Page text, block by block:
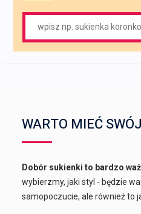
WARTO MIEĆ
Dobór sukienki to bardzo
wybierzmy, jaki styl - będzie
samopoczucie, ale również to